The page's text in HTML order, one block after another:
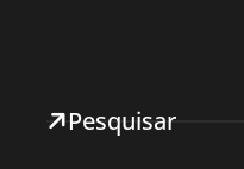
Pesquisar